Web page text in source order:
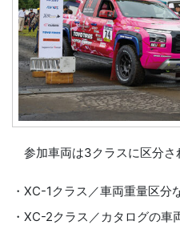
参加車両は3クラスに区分さ
・XC-1クラス／車両重量区分
・XC-2クラス／カタログの